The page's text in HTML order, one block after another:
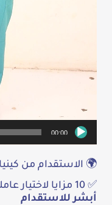
00:00
🌍 الاستقدام من كينيا
✅ 10 مزايا لاختيار عاملة منزلية كينية من
أبشر للاستقدام